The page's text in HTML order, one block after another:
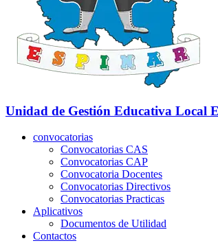
Unidad de Gestión Educativa Local
convocatorias
Convocatorias CAS
Convocatorias CAP
Convocatoria Docentes
Convocatorias Directivos
Convocatorias Practicas
Aplicativos
Documentos de Utilidad
Contactos